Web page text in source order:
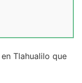
en Tlahualilo que